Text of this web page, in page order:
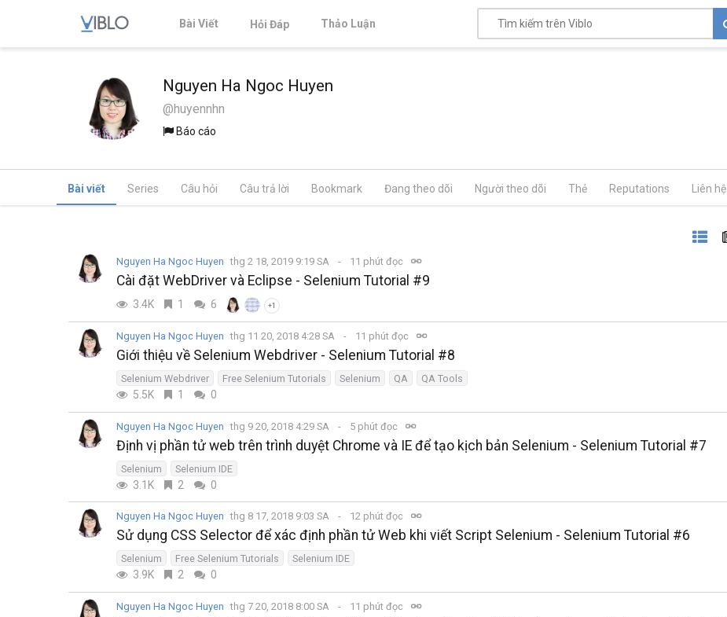
Bài Viết Hỏi Đáp Thảo Luận
Nguyen Ha Ngoc Huyen
@huyennhn
Báo cáo
Bài viết Series Câu hỏi Câu trả lời Bookmark Đang theo dõi Người theo dõi Thẻ Reputations Liên hệ
Nguyen Ha Ngoc Huyen thg 2 18, 2019 9:19 SA 11 phút đọc
Cài đặt WebDriver và Eclipse - Selenium Tutorial #9
3.4K 1 6 +1
Nguyen Ha Ngoc Huyen thg 11 20, 2018 4:28 SA 11 phút đọc
Giới thiệu về Selenium Webdriver - Selenium Tutorial #8
Selenium Webdriver Free Selenium Tutorials Selenium QA QA Tools
5.5K 1 0
Nguyen Ha Ngoc Huyen thg 9 20, 2018 4:29 SA 5 phút đọc
Định vị phần tử web trên trình duyệt Chrome và IE để tạo kịch bản Selenium - Selenium Tutorial #7
Selenium Selenium IDE
3.1K 2 0
Nguyen Ha Ngoc Huyen thg 8 17, 2018 9:03 SA 12 phút đọc
Sử dụng CSS Selector để xác định phần tử Web khi viết Script Selenium - Selenium Tutorial #6
Selenium Free Selenium Tutorials Selenium IDE
3.9K 2 0
Nguyen Ha Ngoc Huyen thg 7 20, 2018 8:00 SA 11 phút đọc